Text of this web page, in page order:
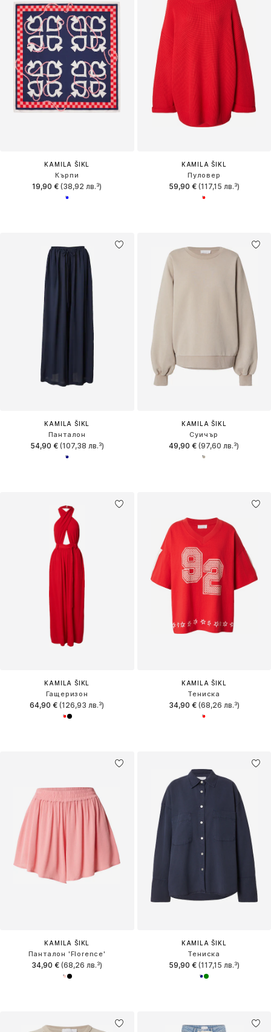
KAMILA ŠIKL
Кърпи
19,90 € (38,92 лв.³)
KAMILA ŠIKL
Пуловер
59,90 €(117,15 лв.³)
KAMILA ŠIKL
Панталон
54,90 €(107,38 лв.³)
KAMILA ŠIKL
Суичър
49,90 € (97,60 лв.³)
KAMILA ŠIKL
Гащеризон
64,90 € (126,93 лв.³)
KAMILA ŠIKL
Тениска
34,90 €(68,26 лв.³)
KAMILA ŠIKL
Панталон 'Florence'
34,90 € (68,26 лв.³)
KAMILA ŠIKL
Тениска
59,90 €(117,15 лв.³)